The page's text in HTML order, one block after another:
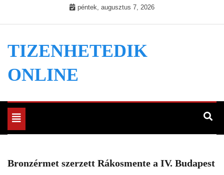
péntek, augusztus 7, 2026
TIZENHETEDIK
ONLINE
Toggle
navigation
Bronzérmet szerzett Rákosmente a IV. Budapest